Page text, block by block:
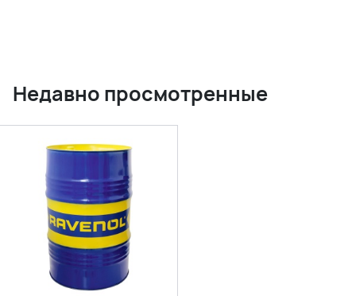
Недавно просмотренные